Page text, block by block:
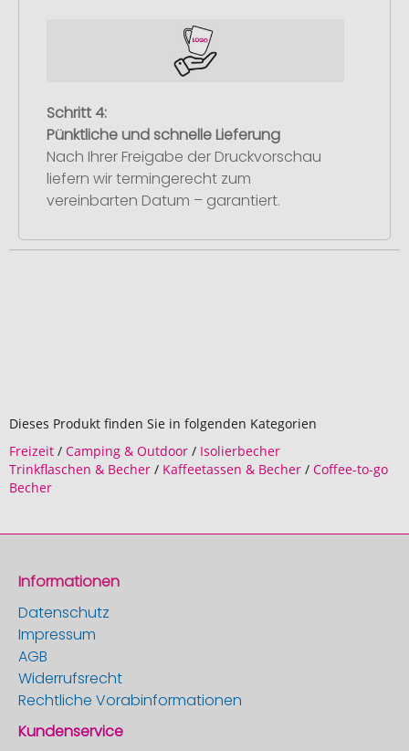
Schritt 4:
Pünktliche und schnelle Lieferung
Nach Ihrer Freigabe der Druckvorschau
liefern wir termingerecht zum
vereinbarten Datum – garantiert.
Dieses Produkt finden Sie in folgenden Kategorien
Freizeit / Camping & Outdoor / Isolierbecher
Trinkflaschen & Becher / Kaffeetassen & Becher / Coffee-to-go
Becher
Informationen
Datenschutz
Impressum
AGB
Widerrufsrecht
Rechtliche Vorabinformationen
Kundenservice